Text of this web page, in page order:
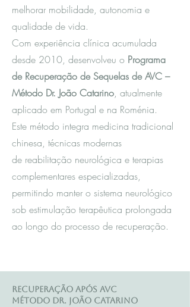
melhorar mobilidade, autonomia e
qualidade de vida.
Com experiência clínica acumulada
desde 2010, desenvolveu o Programa
de Recuperação de Sequelas de AVC –
Método Dr. João Catarino, atualmente
aplicado em Portugal e na Roménia.
Este método integra medicina tradicional
chinesa, técnicas modernas
de reabilitação neurológica e terapias
complementares especializadas,
permitindo manter o sistema neurológico
sob estimulação terapêutica prolongada
ao longo do processo de recuperação.
Recuperação após AVC
Método Dr. João Catarino